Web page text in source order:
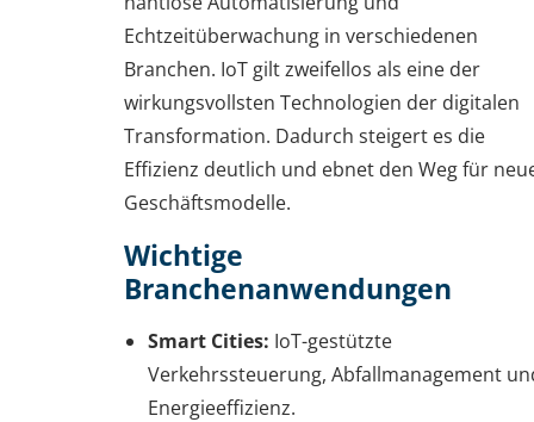
Echtzeitüberwachung in verschiedenen
Branchen. IoT gilt zweifellos als eine der
wirkungsvollsten Technologien der digitalen
Transformation. Dadurch steigert es die
Effizienz deutlich und ebnet den Weg für
Geschäftsmodelle.
Wichtige
Branchenanwendungen
Smart Cities: IoT-gestützte
Verkehrssteuerung, Abfallmanagement
Energieeffizienz.